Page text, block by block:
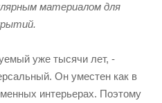
материалом для
уже тысячи лет, -
Он уместен как в
интерьерах. Поэтому